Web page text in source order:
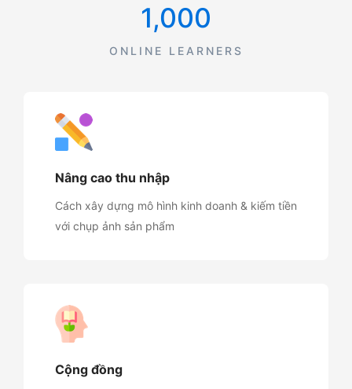
1,000
ONLINE LEARNERS
Nâng cao thu nhập
Cách xây dựng mô hình kinh doanh & kiếm tiền
với chụp ảnh sản phẩm
Cộng đồng